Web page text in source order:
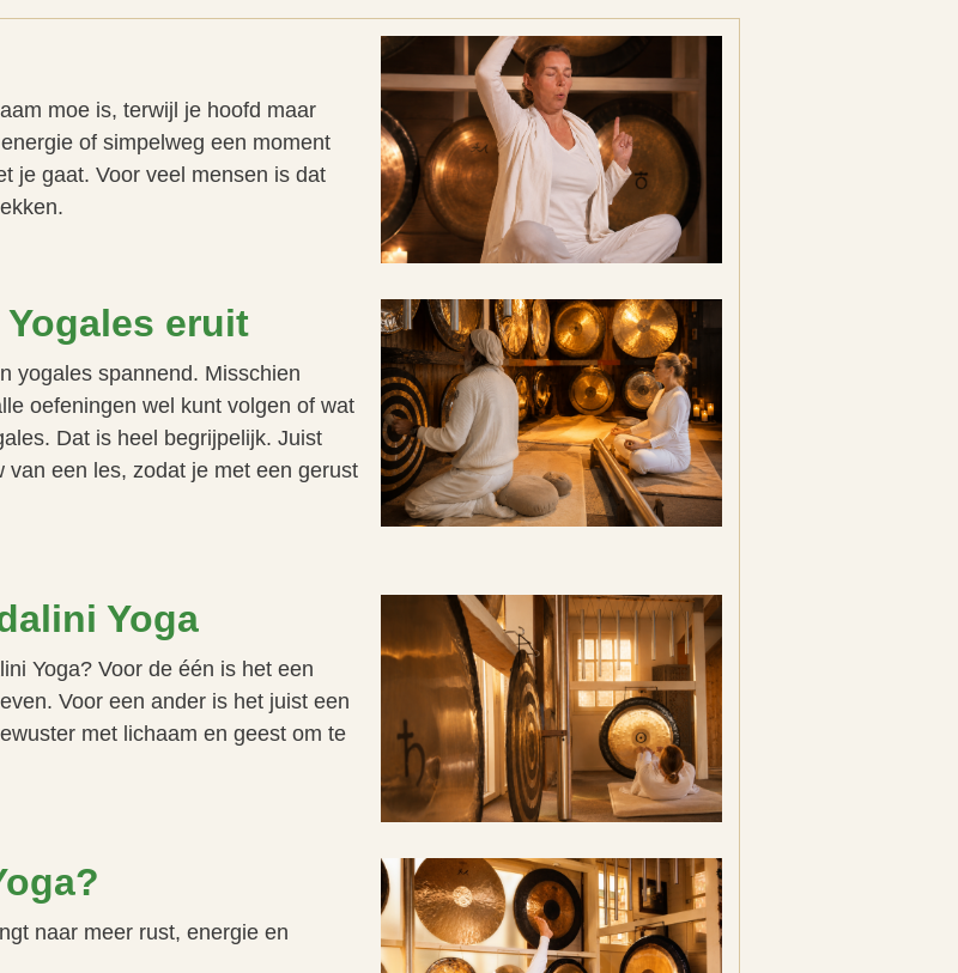
moe is, terwijl je hoofd maar
of simpelweg een moment
je gaat. Voor veel mensen is dat
eruit
yogales spannend. Misschien
oefeningen wel kunt volgen of wat
Dat is heel begrijpelijk. Juist
een les, zodat je met een gerust
Yoga
Yoga? Voor de één is het een
Voor een ander is het juist een
met lichaam en geest om te
naar meer rust, energie en